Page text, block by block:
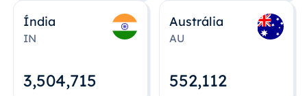
Índia
IN
3,504,715
Austrália
AU
552,112